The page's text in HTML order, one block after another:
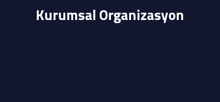
Kurumsal Organizasyon